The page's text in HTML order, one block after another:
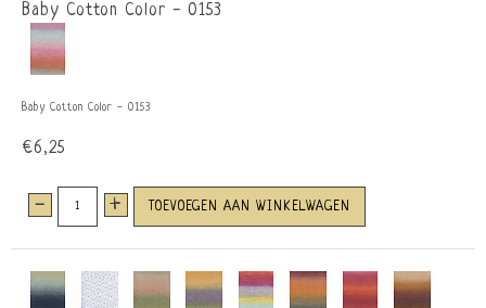
Baby Cotton Color - 0153
Baby Cotton Color - 0153
€6,25
- + TOEVOEGEN AAN WINKELWAGEN